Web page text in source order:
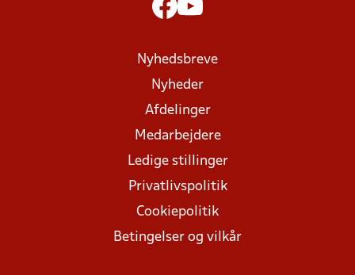
Nyhedsbreve
Nyheder
Afdelinger
Medarbejdere
Ledige stillinger
Privatlivspolitik
Cookiepolitik
Betingelser og vilkår